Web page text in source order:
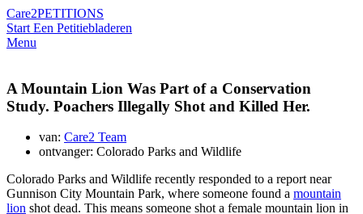
Care2PETITIONS
Start Een Petitiebladeren
Menu
A Mountain Lion Was Part of a Conservation
Study. Poachers Illegally Shot and Killed Her.
van: Care2 Team
ontvanger: Colorado Parks and Wildlife
Colorado Parks and Wildlife recently responded to a report near
Gunnison City Mountain Park, where someone found a mountain
lion shot dead. This means someone shota female mountain lion in